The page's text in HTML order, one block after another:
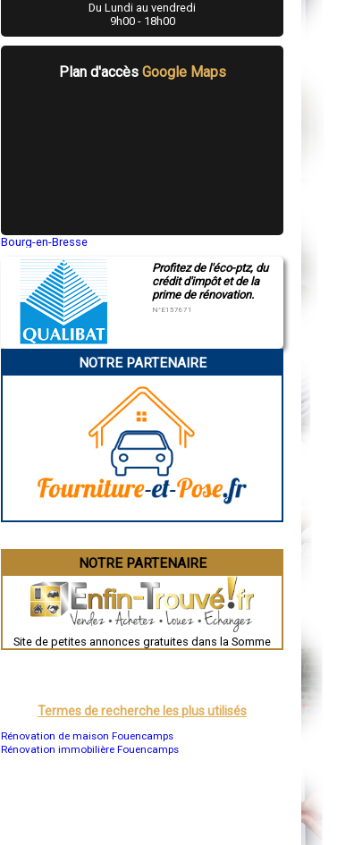
Du Lundi au vendredi
9h00 - 18h00
Plan d'accès Google Maps
Bourg-en-Bresse
Montluçon
Manosque
Gap
Charleville-Mézières
Pamiers
Narbonne
Brive-la-Gaillarde
Guéret
Besançon
Évreux
Chartres
Nîmes
Auch
Dole
Mont-de-Marsan
Profitez de l'éco-ptz, du
crédit d'impôt et de la
prime de rénovation.
N°E157671
NOTRE PARTENAIRE
NOTRE PARTENAIRE
Site de petites annonces gratuites dans la Somme
Termes de recherche les plus utilisés
Rénovation de maison Fouencamps
Rénovation immobilière Fouencamps